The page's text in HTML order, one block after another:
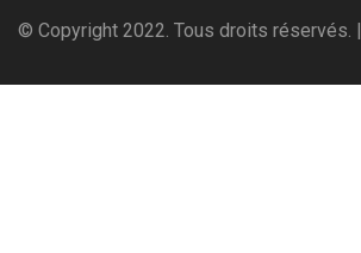
© Copyright 2022. Tous droits réservés. |